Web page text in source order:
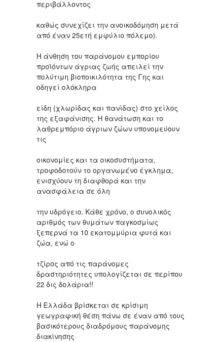
περιβάλλοντος
καθώς συνεχίζει την ανοικοδόμηση μετά
από έναν 25ετή εμφύλιο πόλεμο).
Η άνθηση του παράνομου εμπορίου
προϊόντων άγριας ζωής απειλεί την
πολύτιμη βιοποικιλότητα της Γης και
οδηγεί ολόκληρα
είδη (χλωρίδας και πανίδας) στο χείλος
της εξαφάνισης. Η θανάτωση και το
λαθρεμπόριο άγριων ζώων υπονομεύουν
τις
οικονομίες και τα οικοσυστήματα,
τροφοδοτούν το οργανωμένο έγκλημα,
ενισχύουν τη διαφθορά και την
ανασφάλεια σε όλη
την υδρόγειο. Κάθε χρόνο, ο συνολικός
αριθμός των θυμάτων παγκοσμίως
ξεπερνά τα 10 εκατομμύρια φυτά και
ζώα, ενώ ο
τζίρος από τις παράνομες
δραστηριότητες υπολογίζεται σε περίπου
22 δις δολάρια!!
Η Ελλάδα βρίσκεται σε κρίσιμη
γεωγραφική θέση πάνω σε έναν από τους
βασικότερους διαδρόμους παράνομης
διακίνησης